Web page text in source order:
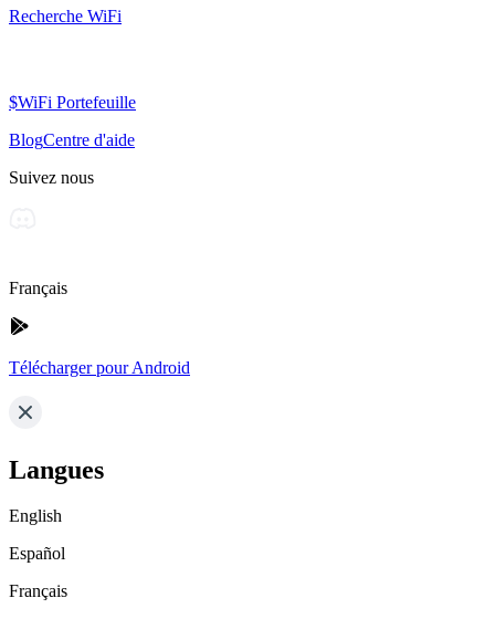
Recherche WiFi
$WiFi Portefeuille
BlogCentre d'aide
Suivez nous
Français
Télécharger pour Android
Langues
English
Español
Français